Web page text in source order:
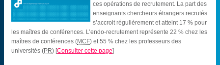
ces opérations de recrutement. La part des
enseignants chercheurs étrangers recrutés
s’accroit régulièrement et atteint 17 % pour
les maîtres de conférences. L’endo-recrutement représente 22 % chez les
maîtres de conférences (MCF) et 55 % chez les professeurs des
universités (PR) [Consulter cette page]